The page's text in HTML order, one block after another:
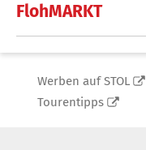
FlohMARKT
Werben auf STOL
Tourentipps